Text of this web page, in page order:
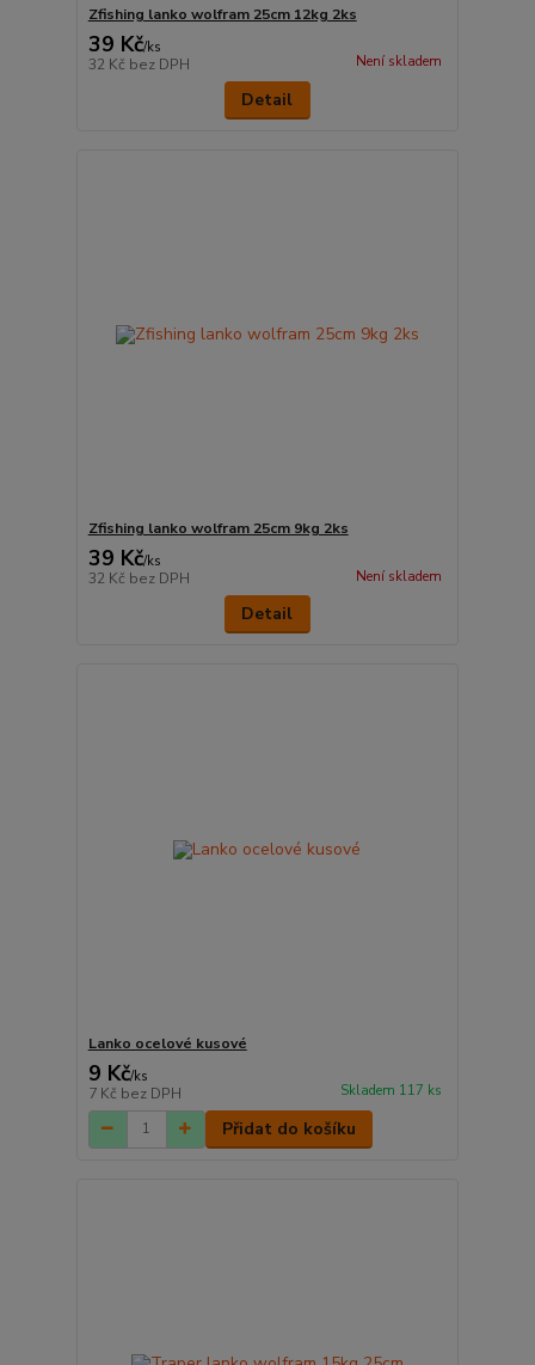
Zfishing lanko wolfram 25cm 12kg 2ks
39 Kč/ks
32 Kč bez DPH Není skladem
Detail
Zfishing lanko wolfram 25cm 9kg 2ks
39 Kč/ks
32 Kč bez DPH Není skladem
Detail
Lanko ocelové kusové
9 Kč/ks
7 Kč bez DPH Skladem 117 ks
Přidat do košíku